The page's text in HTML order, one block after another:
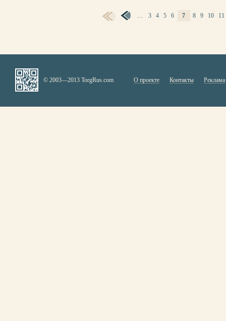
… 3 4 5 6 7 8 9 10 11
© 2003—2013 TorgRus.com О проекте Контакты Реклама